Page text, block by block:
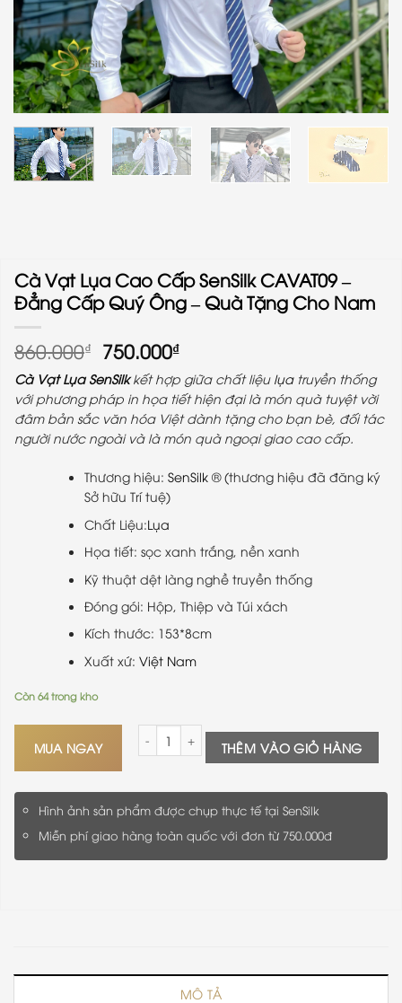
Cà Vạt Lụa Cao Cấp SenSilk CAVAT09 –
Đẳng Cấp Quý Ông – Quà Tặng Cho Nam
860.000₫ Giá
gốc
là:
860.000₫.
750.000₫Giá
hiện
tại
là:
750.000₫.
Cà Vạt Lụa SenSilkkết hợp giữa chất liệu lụatruyền thống
với phương pháp in họa tiết hiện đại là món quà tuyệt vời
đâm bản sắc văn hóa Việt dành tặng cho bạn bè, đối tác
người nước ngoài và là món quà ngoại giao cao cấp.
Thương hiệu:SenSilk ® (thương hiệu đã đăng ký
Sở hữu Trí tuệ)
Chất Liệu:Lụa
Họa tiết: sọc xanh trắng, nền xanh
Kỹ thuật dệt làng nghề truyền thống
Đóng gói: Hộp, Thiệp và Túi xách
Kích thước: 153*8cm
Xuất xứ:Việt Nam
Còn 64 trong kho
MUA NGAY
Cà Vạt Lụa Cao Cấp SenSilk CAVAT09 - Đẳng
THÊM VÀO GIỎ HÀNG
Hình ảnh sản phẩm được chụp thực tế tại SenSilk
Miễn phí giao hàng toàn quốc với đơn từ 750.000đ
MÔ TẢ